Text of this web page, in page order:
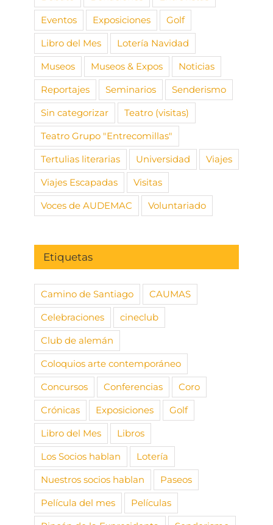
Eventos
Exposiciones
Golf
Libro del Mes
Lotería Navidad
Museos
Museos & Expos
Noticias
Reportajes
Seminarios
Senderismo
Sin categorizar
Teatro (visitas)
Teatro Grupo "Entrecomillas"
Tertulias literarias
Universidad
Viajes
Viajes Escapadas
Visitas
Voces de AUDEMAC
Voluntariado
Etiquetas
Camino de Santiago
CAUMAS
Celebraciones
cineclub
Club de alemán
Coloquios arte contemporáneo
Concursos
Conferencias
Coro
Crónicas
Exposiciones
Golf
Libro del Mes
Libros
Los Socios hablan
Lotería
Nuestros socios hablan
Paseos
Película del mes
Películas